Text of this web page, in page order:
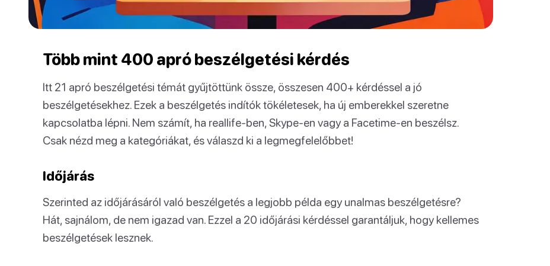
Több mint 400 apró beszélgetési kérdés
Itt 21 apró beszélgetési témát gyűjtöttünk össze, összesen 400+ kérdéssel a jó
beszélgetésekhez. Ezek a beszélgetés indítók tökéletesek, ha új emberekkel szeretne
kapcsolatba lépni. Nem számít, ha reallife-ben, Skype-en vagy a Facetime-en beszélsz.
Csak nézd meg a kategóriákat, és válaszd ki a legmegfelelőbbet!
Időjárás
Szerinted az időjárásáról való beszélgetés a legjobb példa egy unalmas beszélgetésre?
Hát, sajnálom, de nem igazad van. Ezzel a 20 időjárási kérdéssel garantáljuk, hogy kellemes
beszélgetések lesznek.